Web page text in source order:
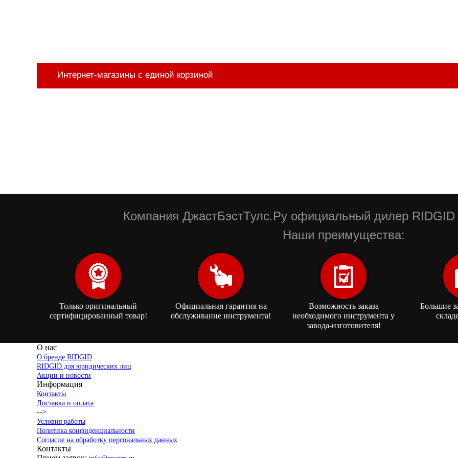
Интернет-магазины с единой корзиной
Компания ДжастБэстТулс.Ру официальный дилер
Наши преимущества:
Только оригинальный
сертифицированный товар!
Официальная гарантия на
обслуживание инструмента!
Возможность заказа
необходимого инструмента у
завода-изготовителя!
Большие
О нас
О бренде RIDGID
RIDGID для юридических лиц
Акции и новости
Информация
Контакты
Доставка и оплата
-->
Условия работы
Политика конфиденциальности
Согласие на обработку персональных данных
Контакты